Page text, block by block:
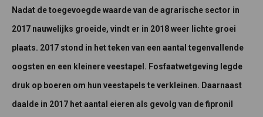
Nadat de toegevoegde waarde van de agrarische sector in
2017 nauwelijks groeide, vindt er in 2018 weer lichte groei
plaats. 2017 stond in het teken van een aantal tegenvallende
oogsten en een kleinere veestapel. Fosfaatwetgeving legde
druk op boeren om hun veestapels te verkleinen. Daarnaast
daalde in 2017 het aantal eieren als gevolg van de fipronil